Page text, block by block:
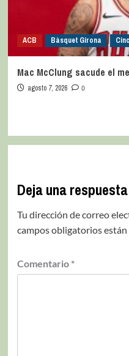
ACB Bàsquet Girona
Mac McClung sacude el
agosto 7, 2026 0
Deja una respuesta
Tu dirección de correo
campos obligatorios están
Comentario *